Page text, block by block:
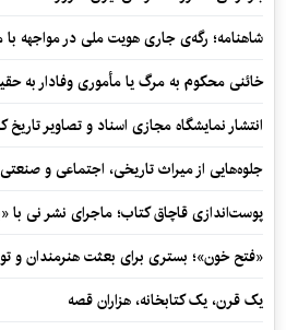
شاهنامه؛ رگه‌ی جاری هویت ملی در مواجهه
خائنی محکوم به مرگ یا مأموری وفادار به
انتشار نمایشگاه مجازی اسناد و تصاویر تاریخ
جلوه‌هایی از میراث تاریخی، اجتماعی و
پوست‌اندازی قاچاق کتاب؛ ماجرای نشر نی با
«فتح خون»؛ بستری برای بعثت هنرمندان و
یک قرن، یک کتابخانه، هزاران قصه